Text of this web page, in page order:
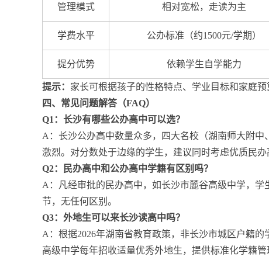
管理模式 相对宽松，走读为主
学费水平 公办标准（约1500元/学期）
提分优势 依赖学生自学能力
提示： 家长可根据孩子的性格特点、学业目标和家庭
四、常见问题解答（FAQ）
Q1：长沙有哪些公办高中可以选？
A：长沙公办高中数量众多，四大名校（湖南师大附
激烈。对分数处于边缘的学生，建议同时考虑优质民办
Q2：民办高中和公办高中学籍有区别吗？
A：凡经审批的民办高中，如长沙市麓谷高级中学，
节，无任何区别。
Q3：外地生可以来长沙读高中吗？
A：根据2026年湖南省教育政策，非长沙市城区户籍
高级中学每年招收适量优秀外地生，提供标准化学籍管